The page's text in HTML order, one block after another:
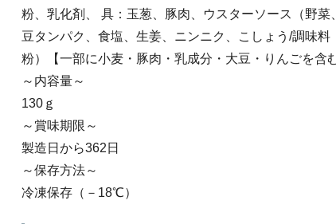
粉、乳化剤、 具：玉葱、豚肉、ウスターソース（野
豆タンパク、食塩、生姜、ニンニク、こしょう/調味
粉）【一部に小麦・豚肉・乳成分・大豆・りんごを含む
～内容量～
130ｇ
～賞味期限～
製造日から362日
～保存方法～
冷凍保存（－18℃）